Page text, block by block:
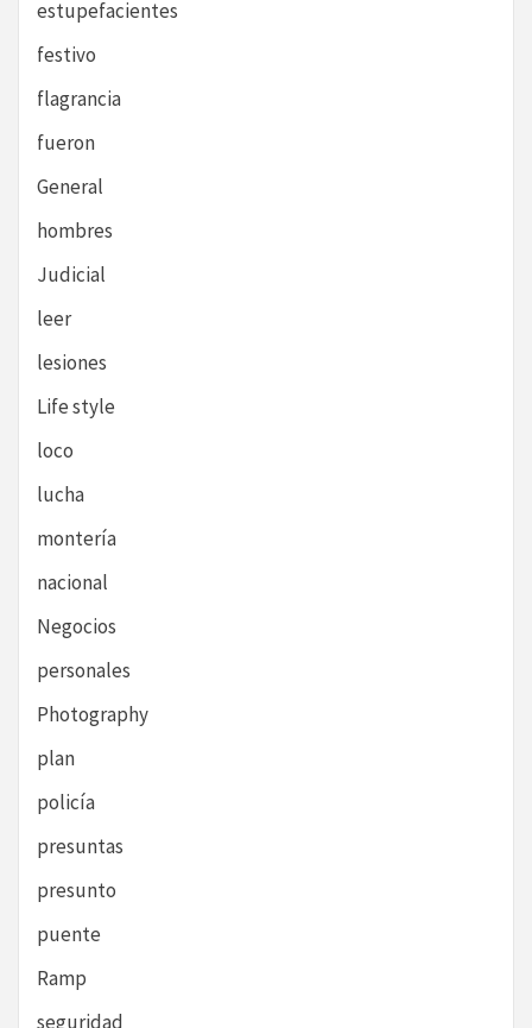
estupefacientes
festivo
flagrancia
fueron
General
hombres
Judicial
leer
lesiones
Life style
loco
lucha
montería
nacional
Negocios
personales
Photography
plan
policía
presuntas
presunto
puente
Ramp
seguridad